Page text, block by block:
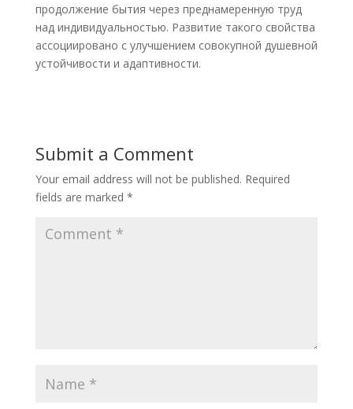
продолжение бытия через преднамеренную труд
над индивидуальностью. Развитие такого свойства
ассоциировано с улучшением совокупной душевной
устойчивости и адаптивности.
Submit a Comment
Your email address will not be published. Required
fields are marked *